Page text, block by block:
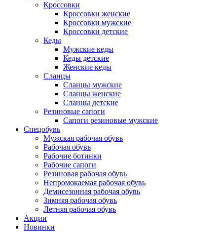
Кроссовки
Кроссовки женские
Кроссовки мужские
Кроссовки детские
Кеды
Мужские кеды
Кеды детские
Женские кеды
Сланцы
Сланцы мужские
Сланцы женские
Сланцы детские
Резиновые сапоги
Сапоги резиновые мужские
Спецобувь
Мужская рабочая обувь
Рабочая обувь
Рабочие ботинки
Рабочие сапоги
Резиновая рабочая обувь
Непромокаемая рабочая обувь
Демисезонная рабочая обувь
Зимняя рабочая обувь
Летняя рабочая обувь
Акции
Новинки